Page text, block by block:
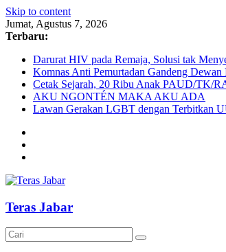
Skip to content
Jumat, Agustus 7, 2026
Terbaru:
Darurat HIV pada Remaja, Solusi tak
Komnas Anti Pemurtadan Gandeng Dewan
Cetak Sejarah, 20 Ribu Anak PAUD/TK/
AKU NGONTÉN MAKA AKU ADA
Lawan Gerakan LGBT dengan Terbitkan
Teras Jabar